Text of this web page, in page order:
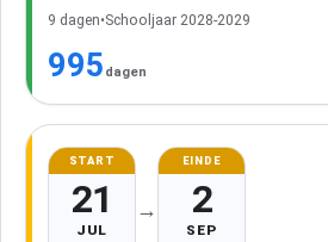
9 dagen•Schooljaar 2028-2029
995 dagen
START
21
JUL
→
EINDE
2
SEP